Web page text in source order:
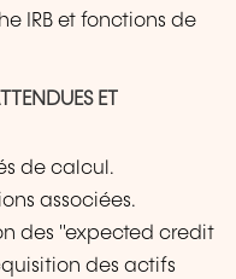
IRB et fonctions de
ET
de calcul.
associées.
des "expected credit
des actifs